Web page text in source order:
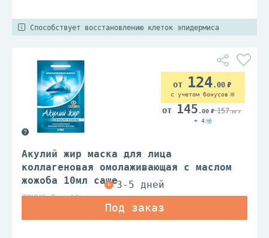
Способствует восстановлению клеток эпидермиса
Акулий жир маска для лица
коллагеновая омолаживающая с маслом
жожоба 10мл саше
ТВИНС Тэк АО
124.00
с учетом бонусов
145 .00 157.00
+ 4